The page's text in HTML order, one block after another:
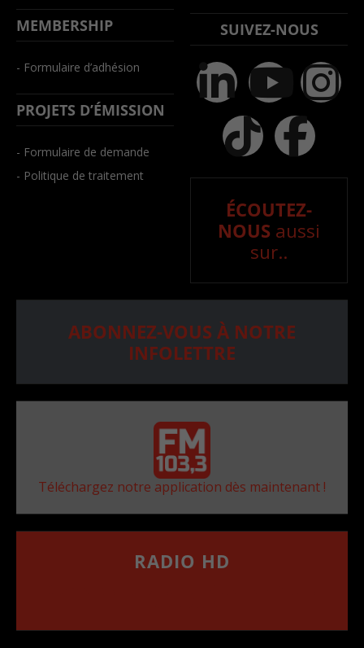
MEMBERSHIP
- Formulaire d’adhésion
PROJETS D’ÉMISSION
- Formulaire de demande
- Politique de traitement
SUIVEZ-NOUS
ÉCOUTEZ-
NOUS aussi
sur..
ABONNEZ-VOUS À NOTRE
INFOLETTRE
Téléchargez notre application dès maintenant !
RADIO HD